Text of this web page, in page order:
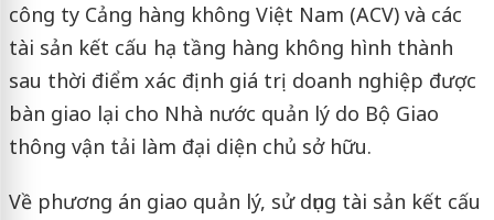
công ty Cảng hàng không Việt Nam (ACV) và các
tài sản kết cấu hạ tầng hàng không hình thành
sau thời điểm xác định giá trị doanh nghiệp được
bàn giao lại cho Nhà nước quản lý do Bộ Giao
thông vận tải làm đại diện chủ sở hữu.
Về phương án giao quản lý, sử dụng tài sản kết cấu